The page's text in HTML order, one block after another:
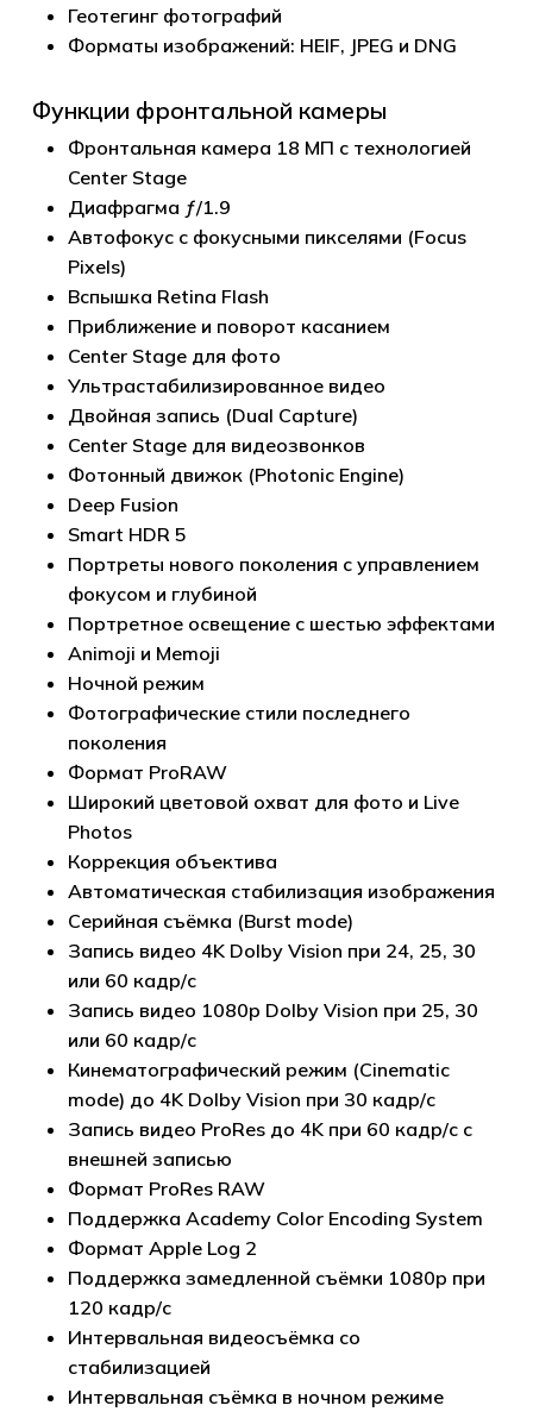
Геотегинг фотографий
Форматы изображений: HEIF, JPEG и DNG
Функции фронтальной камеры
Фронтальная камера 18 МП с технологией
Center Stage
Диафрагма ƒ/1.9
Автофокус с фокусными пикселями (Focus
Pixels)
Вспышка Retina Flash
Приближение и поворот касанием
Center Stage для фото
Ультрастабилизированное видео
Двойная запись (Dual Capture)
Center Stage для видеозвонков
Фотонный движок (Photonic Engine)
Deep Fusion
Smart HDR 5
Портреты нового поколения с управлением
фокусом и глубиной
Портретное освещение с шестью эффектами
Animoji и Memoji
Ночной режим
Фотографические стили последнего
поколения
Формат ProRAW
Широкий цветовой охват для фото и Live
Photos
Коррекция объектива
Автоматическая стабилизация изображения
Серийная съёмка (Burst mode)
Запись видео 4K Dolby Vision при 24, 25, 30
или 60 кадр/с
Запись видео 1080p Dolby Vision при 25, 30
или 60 кадр/с
Кинематографический режим (Cinematic
mode) до 4K Dolby Vision при 30 кадр/с
Запись видео ProRes до 4K при 60 кадр/с с
внешней записью
Формат ProRes RAW
Поддержка Academy Color Encoding System
Формат Apple Log 2
Поддержка замедленной съёмки 1080p при
120 кадр/с
Интервальная видеосъёмка со
стабилизацией
Интервальная съёмка в ночном режиме